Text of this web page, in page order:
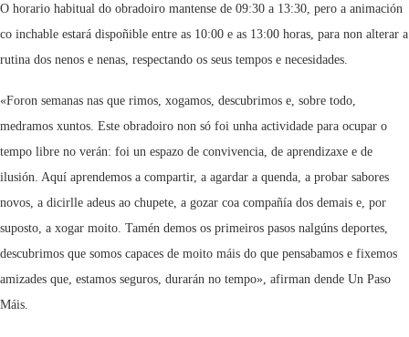
O horario habitual do obradoiro mantense de 09:30 a 13:30, pero a animación
co inchable estará dispoñible entre as 10:00 e as 13:00 horas, para non alterar a
rutina dos nenos e nenas, respectando os seus tempos e necesidades.
«Foron semanas nas que rimos, xogamos, descubrimos e, sobre todo,
medramos xuntos. Este obradoiro non só foi unha actividade para ocupar o
tempo libre no verán: foi un espazo de convivencia, de aprendizaxe e de
ilusión. Aquí aprendemos a compartir, a agardar a quenda, a probar sabores
novos, a dicirlle adeus ao chupete, a gozar coa compañía dos demais e, por
suposto, a xogar moito. Tamén demos os primeiros pasos nalgúns deportes,
descubrimos que somos capaces de moito máis do que pensabamos e fixemos
amizades que, estamos seguros, durarán no tempo», afirman dende Un Paso
Máis.